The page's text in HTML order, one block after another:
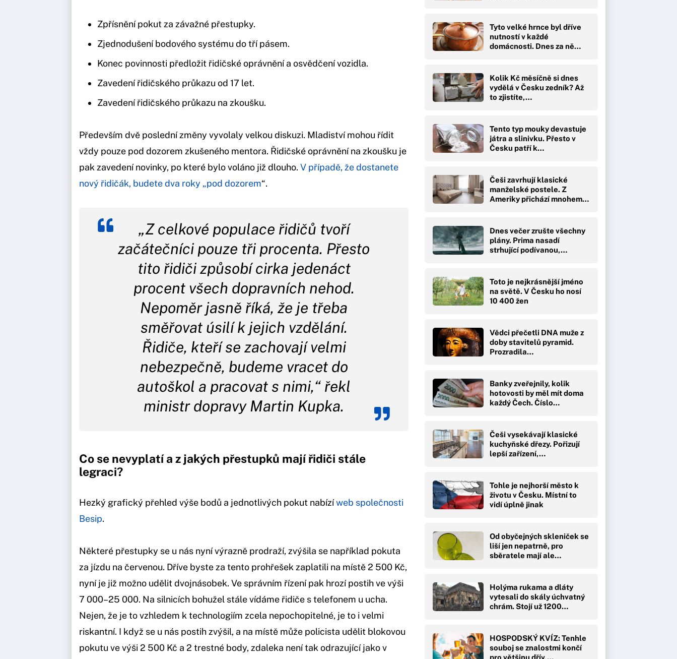
Zpřísnění pokut za závažné přestupky.
Zjednodušení bodového systému do tří pásem.
Konec povinnosti předložit řidičské oprávnění a osvědčení vozidla.
Zavedení řidičského průkazu od 17 let.
Zavedení řidičského průkazu na zkoušku.
Především dvě poslední změny vyvolaly velkou diskuzi. Mladiství mohou řídit
vždy pouze pod dozorem zkušeného mentora. Řidičské oprávnění na zkoušku je
pak zavedení novinky, po které bylo voláno již dlouho. V případě, že dostanete
nový řidičák, budete dva roky „pod dozorem“.
„Z celkové populace řidičů tvoří
začátečníci pouze tři procenta. Přesto
tito řidiči způsobí cirka jedenáct
procent všech dopravních nehod.
Nepoměr jasně říká, že je třeba
směřovat úsilí k jejich vzdělání.
Řidiče, kteří se zachovají velmi
nebezpečně, budeme vracet do
autoškol a pracovat s nimi,“ řekl
ministr dopravy Martin Kupka.
Co se nevyplatí a z jakých přestupků mají řidiči stále
legraci?
Hezký grafický přehled výše bodů a jednotlivých pokut nabízíweb společnosti
Besip.
Některé přestupky se u nás nyní výrazně prodraží, zvýšila se například pokuta
za jízdu na červenou. Dříve byste za tento prohřešek zaplatili na místě 2 500 Kč,
nyní je již možno udělit dvojnásobek. Ve správním řízení pak hrozí postih ve výši
7 000–25 000. Na silnicích bohužel stále vídáme řidiče s telefonem u ucha.
Nejen, že je to vzhledem k technologiím zcela nepochopitelné, je to i velmi
riskantní. I když se u nás postih zvýšil, a na místě může policista udělit blokovou
pokutu ve výši 2 500 Kč a 2 trestné body, zdaleka není tak odrazující jako v
Tyto velké hrnce byl dříve
nutností v každé
domácnosti. Dnes za ně…
Kolik Kč měsíčně si dnes
vydělá v Česku zedník? Až
to zjistíte,…
Tento typ mouky devastuje
játra a slinivku. Přesto v
Česku patří k…
Češi zavrhují klasické
manželské postele. Z
Ameriky přichází mnohem…
Dnes večer zrušte všechny
plány. Prima nasadí
strhující podívanou,…
Toto je nejkrásnější jméno
na světě. V Česku ho nosí
10 400 žen
Vědci přečetli DNA muže z
doby stavitelů pyramid.
Prozradila…
Banky zveřejnily, kolik
hotovosti by měl mít doma
každý Čech. Číslo…
Češi vysekávají klasické
kuchyňské dřezy. Pořizují
lepší zařízení,…
Tohle je nejhorší město k
životu v Česku. Místní to
vidí úplně jinak
Od obyčejných skleniček se
liší jen nepatrně, pro
sběratele mají ale…
Holýma rukama a dláty
vytesali do skály úchvatný
chrám. Stojí už 1200…
HOSPODSKÝ KVÍZ: Tenhle
souboj se znalostmi končí
pro většinu dřív,…